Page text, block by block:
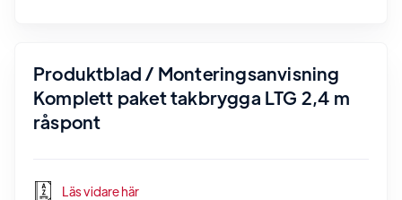
Produktblad / Monteringsanvisning
Komplett paket takbrygga LTG 2,4 m
råspont
Läs vidare här